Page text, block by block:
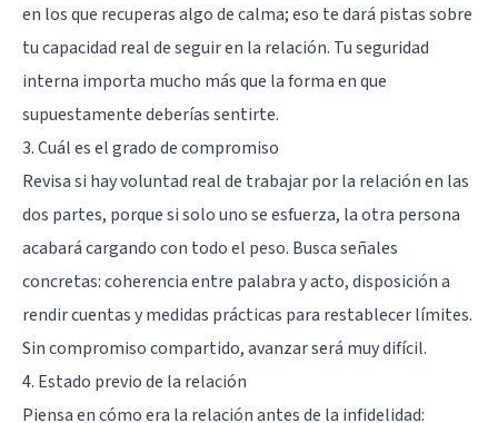
en los que recuperas algo de calma; eso te dará pistas sobre
tu capacidad real de seguir en la relación. Tu seguridad
interna importa mucho más que la forma en que
supuestamente deberías sentirte.
3. Cuál es el grado de compromiso
Revisa si hay voluntad real de trabajar por la relación en las
dos partes, porque si solo uno se esfuerza, la otra persona
acabará cargando con todo el peso. Busca señales
concretas: coherencia entre palabra y acto, disposición a
rendir cuentas y medidas prácticas para restablecer límites.
Sin compromiso compartido, avanzar será muy difícil.
4. Estado previo de la relación
Piensa en cómo era la relación antes de la infidelidad: